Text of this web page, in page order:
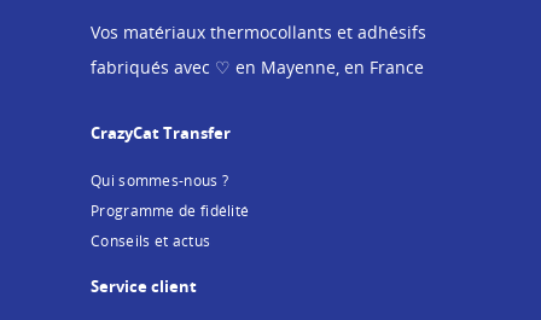
Vos matériaux thermocollants et adhésifs
fabriqués avec ♡ en Mayenne, en France
CrazyCat Transfer
Qui sommes-nous ?
Programme de fidélité
Conseils et actus
Service client